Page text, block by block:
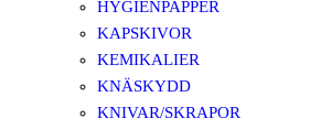
HYGIENPAPPER
KAPSKIVOR
KEMIKALIER
KNÄSKYDD
KNIVAR/SKRAPOR